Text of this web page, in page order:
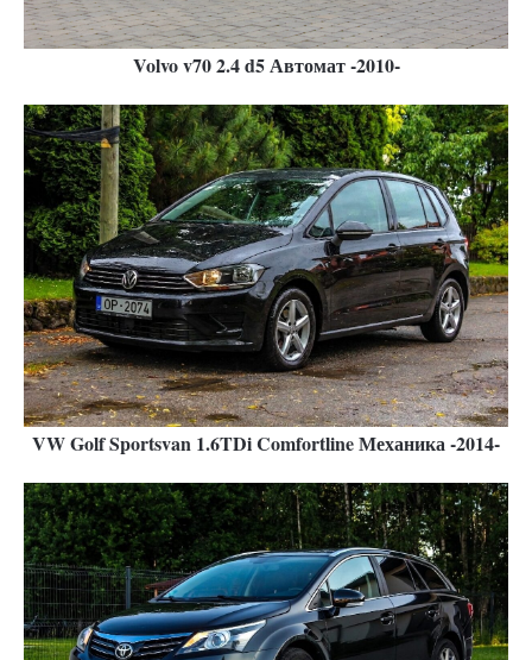
Volvo v70 2.4 d5 Автомат -2010-
VW Golf Sportsvan 1.6TDi Comfortline Механика -2014-